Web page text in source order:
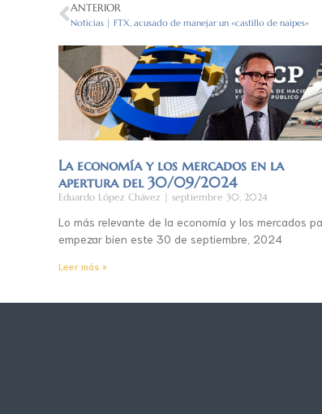
ANTERIOR
Noticias | FTX, acusado de manejar un «castillo de naipes»
La economía y los mercados en la
apertura del 30/09/2024
Eduardo López Chávez septiembre 30, 2024
Lo más relevante de la economía y los mercados
empezar bien este 30 de septiembre, 2024
Leer más »